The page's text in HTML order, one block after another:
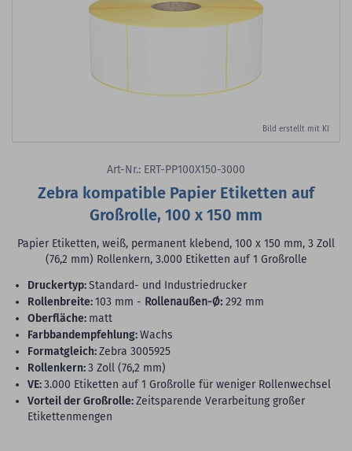
Bild erstellt mit KI
Art-Nr.: ERT-PP100X150-3000
Zebra kompatible Papier Etiketten auf
Großrolle, 100 x 150 mm
Papier Etiketten, weiß, permanent klebend, 100 x 150 mm, 3 Zoll
(76,2 mm) Rollenkern, 3.000 Etiketten auf 1 Großrolle
Druckertyp:Standard- und Industriedrucker
Rollenbreite:103 mm - Rollenaußen-Ø: 292 mm
Oberfläche: matt
Farbbandempfehlung:Wachs
Formatgleich:Zebra 3005925
Rollenkern:3 Zoll (76,2 mm)
VE:3.000 Etiketten auf 1 Großrolle für weniger Rollenwechsel
Vorteil der Großrolle:Zeitsparende Verarbeitung großer
Etikettenmengen